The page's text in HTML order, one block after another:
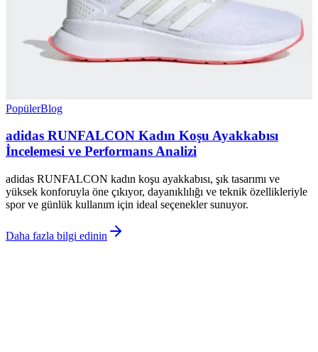
PopülerBlog
adidas RUNFALCON Kadın Koşu Ayakkabısı
İncelemesi ve Performans Analizi
adidas RUNFALCON kadın koşu ayakkabısı, şık tasarımı ve
yüksek konforuyla öne çıkıyor, dayanıklılığı ve teknik özellikleriyle
spor ve günlük kullanım için ideal seçenekler sunuyor.
Daha fazla bilgi edinin